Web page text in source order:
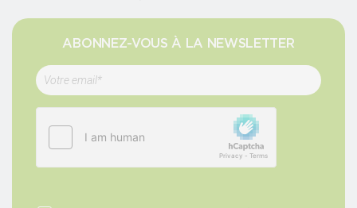
ABONNEZ-VOUS À LA NEWSLETTER